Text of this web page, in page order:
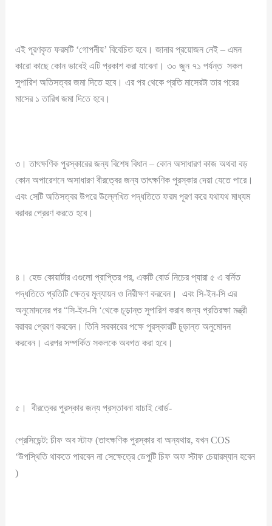
এই পূরণকৃত ফরমটি ‘গোপনীয়’ বিবেচিত হবে। জানার প্রয়োজন নেই – এমন
কারো কাছে কোন ভাবেই এটি প্রকাশ করা যাবেনা। ৩০ জুন ৭১ পর্যন্ত সকল
সুপারিশ অতিসত্বর জমা দিতে হবে। এর পর থেকে প্রতি মাসেরটা তার পরের
মাসের ১ তারিখ জমা দিতে হবে।
৩। তাৎক্ষণিক পুরস্কারের জন্য বিশেষ বিধান – কোন অসাধারণ কাজ অথবা বড়
কোন অপারেশনে অসাধারণ বীরত্বের জন্য তাৎক্ষণিক পুরস্কার দেয়া যেতে পারে।
এবং সেটি অতিসত্বর উপরে উল্লেখিত পদ্ধতিতে ফরম পূরণ করে যথাযথ মাধ্যম
বরাবর প্রেরণ করতে হবে।
৪। হেড কোয়ার্টার এগুলো প্রাপ্তির পর, একটি বোর্ড নিচের প্যারা ৫ এ বর্নিত
পদ্ধতিতে প্রতিটি ক্ষেত্র মূল্যায়ন ও নিরীক্ষণ করবেন। এবং সি-ইন-সি এর
অনুমোদনের পর “সি-ইন-সি ‘থেকে চূড়ান্ত সুপারিশ করাব জন্য প্রতিরক্ষা মন্ত্রী
বরাবর প্রেরণ করবেন। তিনি সরকারের পক্ষে পুরস্কারটি চূড়ান্ত অনুমোদন
করবেন। এরপর সম্পর্কিত সকলকে অবগত করা হবে।
৫। বীরত্বের পুরস্কার জন্য প্রস্তাবনা যাচাই বোর্ড-
প্রেসিডেন্ট: চীফ অব স্টাফ (তাৎক্ষণিক পুরস্কার বা অন্যথায়, যখন COS
‘উপস্থিতি থাকতে পারবেন না সেক্ষেত্রে ডেপুটি চিফ অফ স্টাফ চেয়ারম্যান হবেন
)